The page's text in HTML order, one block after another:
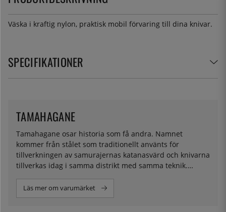
Väska i kraftig nylon, praktisk mobil förvaring till dina knivar.
SPECIFIKATIONER
Tamahagane osar historia som få andra. Namnet
kommer från stålet som traditionellt använts för
tillverkningen av samurajernas katanasvärd och knivarna
tillverkas idag i samma distrikt med samma teknik.
extrem skärpa och med en lång hållbarhet.
TAMAHAGANE
Läs mer om varumärket